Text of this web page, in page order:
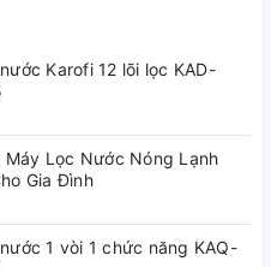
có thể được thay đổi theo
linh kiện điện thuộc hệ
áp cao, van áp thấp, van
lạnh
630 10 lõi
Karofi 12 lõi lọc KAD-
Máy Lọc Nước Nóng Lạnh
Gia Đình
1 vòi 1 chức năng KAQ-